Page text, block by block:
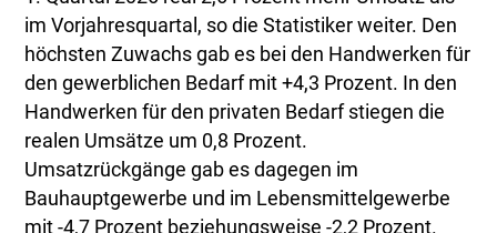
im Vorjahresquartal, so die Statistiker weiter. Den
höchsten Zuwachs gab es bei den Handwerken für
den gewerblichen Bedarf mit +4,3 Prozent. In den
Handwerken für den privaten Bedarf stiegen die
realen Umsätze um 0,8 Prozent.
Umsatzrückgänge gab es dagegen im
Bauhauptgewerbe und im Lebensmittelgewerbe
mit -4,7 Prozent beziehungsweise -2,2 Prozent.